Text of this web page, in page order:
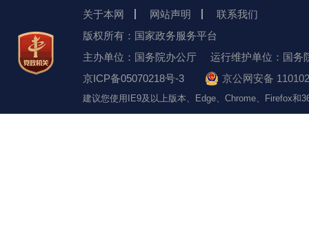
关于本网 网站声明
联系我们
版权所有：国家政务服务平台
主办单位：国务院办公厅
运行维护单位：国务
京ICP备05070218号-3
京公网安备
建议您使用IE9及以上版本、Edge、Chrome、Firefox和